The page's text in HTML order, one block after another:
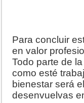
Para concluir
en valor
Todo parte de
como esté
bienestar será
desenvuelvas